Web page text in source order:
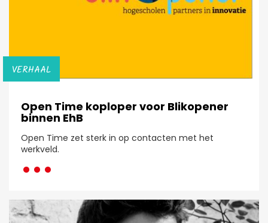
VERHAAL
Open Time koploper voor Blikopener
binnen EhB
Open Time zet sterk in op contacten met het
werkveld.
···